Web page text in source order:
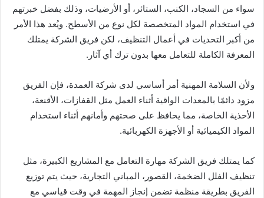
سواء من السجاد، الكنب، الستائر، أو الأرضيات، وذلك بفضل خبرتهم
في استخدام المواد المتخصصة لكل نوع من الأسطح. ويُعد هذا الأمر
من أكبر التحديات في أعمال التنظيف، لكن فريق الشركة يمتلك
المعرفة الكاملة للتعامل معها بدون ترك أي آثار.
ولأن السلامة المهنية أمر أساسي لدى شركة العمدة، فإن الفريق
مزود دائمًا بالمعدات الواقية أثناء العمل مثل القفازات، الأقنعة،
الأحذية الخاصة، مما يحافظ على صحتهم وأمانهم أثناء استخدام
المواد الكيميائية أو الأجهزة الكهربائية.
كما يمتلك فريق الشركة مهارة التعامل مع المشاريع الكبيرة، مثل
تنظيف الفلل الضخمة، القصور، المباني التجارية، حيث يتم توزيع
الفريق بطريقة منظمة تضمن إنجاز المهمة في وقت قياسي مع